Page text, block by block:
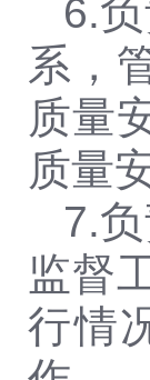
6.
系，
质量
质量
7.
监督
行情